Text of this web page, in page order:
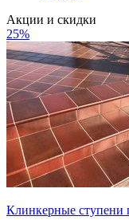
Акции и скидки
25%
Клинкерные ступени